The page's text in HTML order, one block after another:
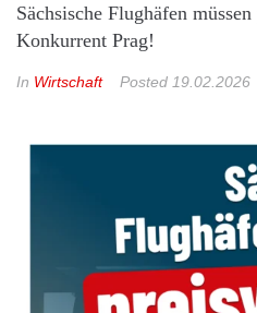
Sächsische Flughäfen
Konkurrent Prag!
In Wirtschaft Posted 19.02.2026